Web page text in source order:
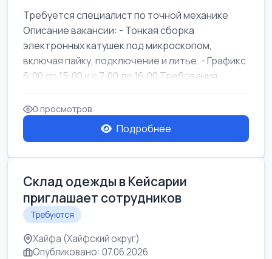
Требуется специалист по точной механике
Описание вакансии: - Тонкая сборка
электронных катушек под микроскопом,
включая пайку, подключение и литье. - Графикс
6:00 до 15:00 и с 7:00 до 16:00 Требования...
0 просмотров
Подробнее
Склад одежды в Кейсарии
приглашает сотрудников
Требуются
Хайфа (Хайфский округ)
Опубликовано: 07.06.2026